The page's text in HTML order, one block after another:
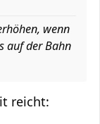
wenn
auf der Bahn
reicht: